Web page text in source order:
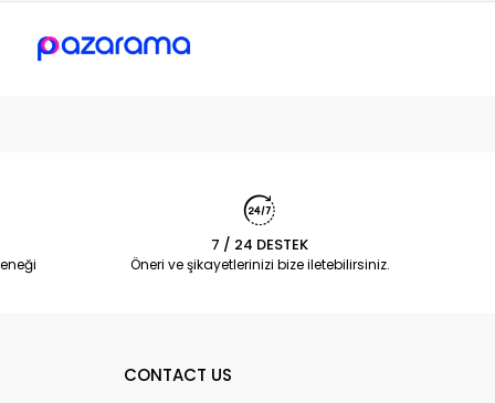
7 / 24 DESTEK
Öneri ve şikayetlerinizi bize iletebilirsiniz.
CONTACT US